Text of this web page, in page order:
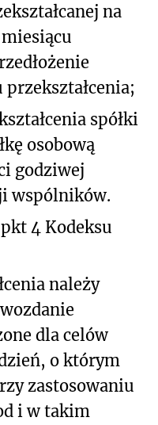
na
spółki
osobową
godziwej
wspólników.
4 Kodeksu
należy
dla celów
o którym
zastosowaniu
i w takim